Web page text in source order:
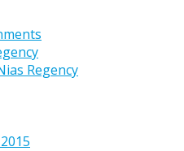
Regency